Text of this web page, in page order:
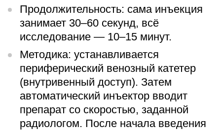
Продолжительность: сама инъекция
занимает 30–60 секунд, всё
исследование — 10–15 минут.
Методика: устанавливается
периферический венозный катетер
(внутривенный доступ). Затем
автоматический инъектор вводит
препарат со скоростью, заданной
радиологом. После начала введения